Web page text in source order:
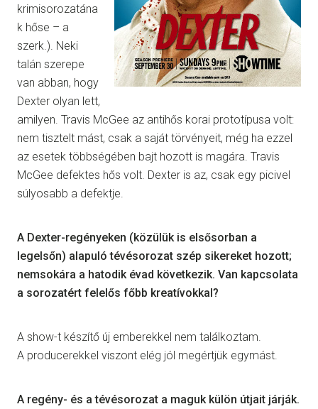
krimisorozatána
k hőse – a
szerk.). Neki
talán szerepe
van abban, hogy
Dexter olyan lett,
amilyen. Travis McGee az antihős korai prototípusa volt:
nem tisztelt mást, csak a saját törvényeit, még ha ezzel
az esetek többségében bajt hozott is magára. Travis
McGee defektes hős volt. Dexter is az, csak egy picivel
súlyosabb a defektje.
A Dexter-regényeken (közülük is elsősorban a
legelsőn) alapuló tévésorozat szép sikereket hozott;
nemsokára a hatodik évad következik. Van kapcsolata
a sorozatért felelős főbb kreatívokkal?
A show-t készítő új emberekkel nem találkoztam.
A producerekkel viszont elég jól megértjük egymást.
A regény- és a tévésorozat a maguk külön útjait járják.